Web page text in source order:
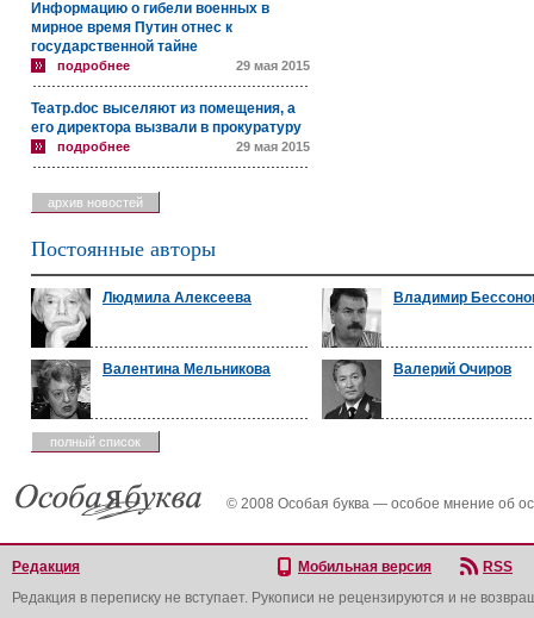
Информацию о гибели военных в
мирное время Путин отнес к
государственной тайне
подробнее 29 мая 2015
Театр.doc выселяют из помещения, а
его директора вызвали в прокуратуру
подробнее 29 мая 2015
архив новостей
Постоянные авторы
Людмила Алексеева Владимир
Валентина Мельникова Валерий Очиров
полный список
© 2008 Особая буква — особое мнение об
Редакция Мобильная версия
RSS
Редакция в переписку не вступает. Рукописи не рецензируются и не